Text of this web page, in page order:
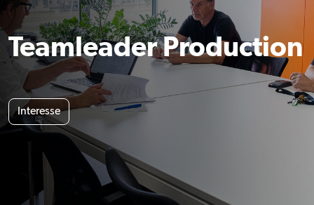
Teamleader Production
Interesse